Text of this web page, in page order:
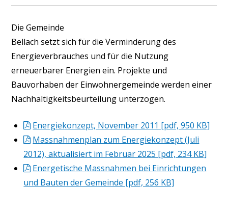
Die Gemeinde
Bellach setzt sich für die Verminderung des
Energieverbrauches und für die Nutzung
erneuerbarer Energien ein. Projekte und
Bauvorhaben der Einwohnergemeinde werden einer
Nachhaltigkeitsbeurteilung unterzogen.
Energiekonzept, November 2011 [pdf, 950 KB]
Massnahmenplan zum Energiekonzept (Juli
2012), aktualisiert im Februar 2025 [pdf, 234 KB]
Energetische Massnahmen bei Einrichtungen
und Bauten der Gemeinde [pdf, 256 KB]